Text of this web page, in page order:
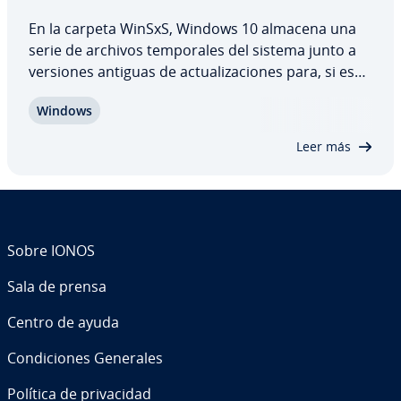
En la carpeta WinSxS, Windows 10 almacena una
serie de archivos te­m­po­ra­les del sistema junto a
versiones antiguas de ac­tua­li­za­cio­nes para, si es
del tiempo la carpeta puede aumentar mucho de
Windows
Leer más
Sobre IONOS
Sala de prensa
Centro de ayuda
Co­n­di­cio­nes Generales
Política de pri­va­ci­dad